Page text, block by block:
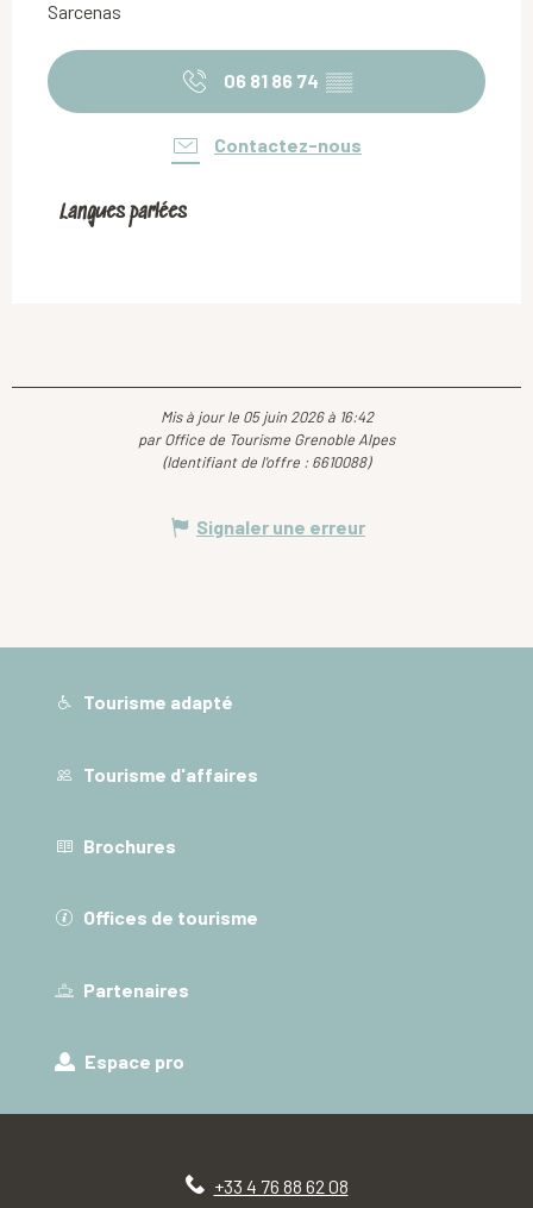
Sarcenas
06 81 86 74 ▒▒
Contactez-nous
Langues parlées
Langues parlées
Mis à jour le 05 juin 2026 à 16:42
par Office de Tourisme Grenoble Alpes
(Identifiant de l'offre : 6610088)
Signaler une erreur
Tourisme adapté
Tourisme d'affaires
Brochures
Offices de tourisme
Partenaires
Espace pro
+33 4 76 88 62 08